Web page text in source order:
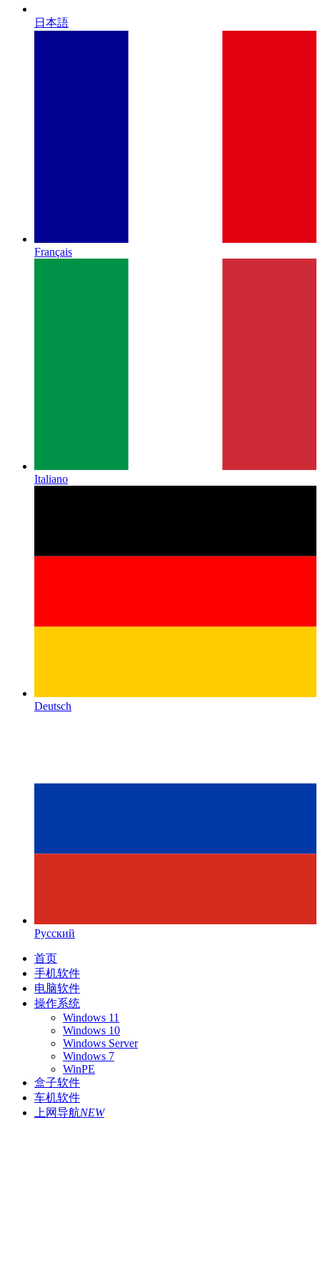
日本語
Français
Italiano
Deutsch
Русский
首页
手机软件
电脑软件
操作系统
Windows 11
Windows 10
Windows Server
Windows 7
WinPE
盒子软件
车机软件
上网导航NEW